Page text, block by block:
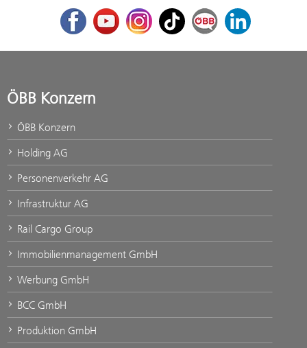
FacebookYoutubeInstagram
TikTok ÖBB Corporate Blog
LinkedIn
ÖBB Konzern
ÖBB Konzern
Holding AG
Personenverkehr AG
Infrastruktur AG
Rail Cargo Group
Immobilienmanagement GmbH
Werbung GmbH
BCC GmbH
Produktion GmbH